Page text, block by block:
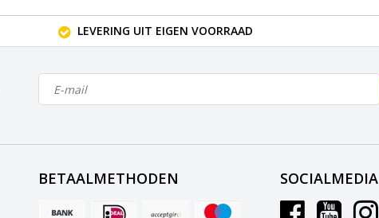
LEVERING UIT EIGEN VOORRAAD
BETAALMETHODEN SOCIALMEDIA